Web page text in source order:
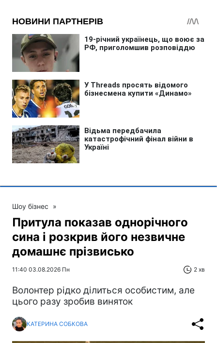
Шоу бізнес »
Притула показав однорічного
сина і розкрив його незвичне
домашнє прізвисько
11:40 03.08.2026 Пн 2 хв
Волонтер рідко ділиться особистим, але
цього разу зробив виняток
КАТЕРИНА СОБКОВА